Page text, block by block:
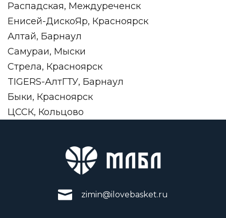
Распадская, Междуреченск
Енисей-ДискоЯр, Красноярск
Алтай, Барнаул
Самураи, Мыски
Стрела, Красноярск
TIGERS-АлтГТУ, Барнаул
Быки, Красноярск
ЦССК, Кольцово
zimin@ilovebasket.ru